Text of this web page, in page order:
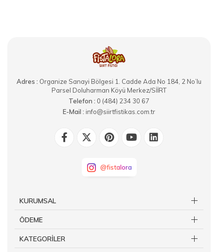
Adres : Organize Sanayi Bölgesi 1. Cadde Ada No 184, 2 No’lu
Parsel Doluharman Köyü Merkez/SİİRT
Telefon : 0 (484) 234 30 67
E-Mail : info@siirtfistikas.com.tr
@fistalora
KURUMSAL
ÖDEME
KATEGORİLER